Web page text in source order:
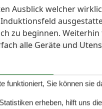
Ausblick welcher
zu beginnen. Weiterhin
alle Geräte und
gemütlichen
und ein weiteres mit 2
In jedem Schlafzimmer
Geräte. Die Wohnstube
verfügt über
funktioniert, Sie können sie
erheben, hilft uns